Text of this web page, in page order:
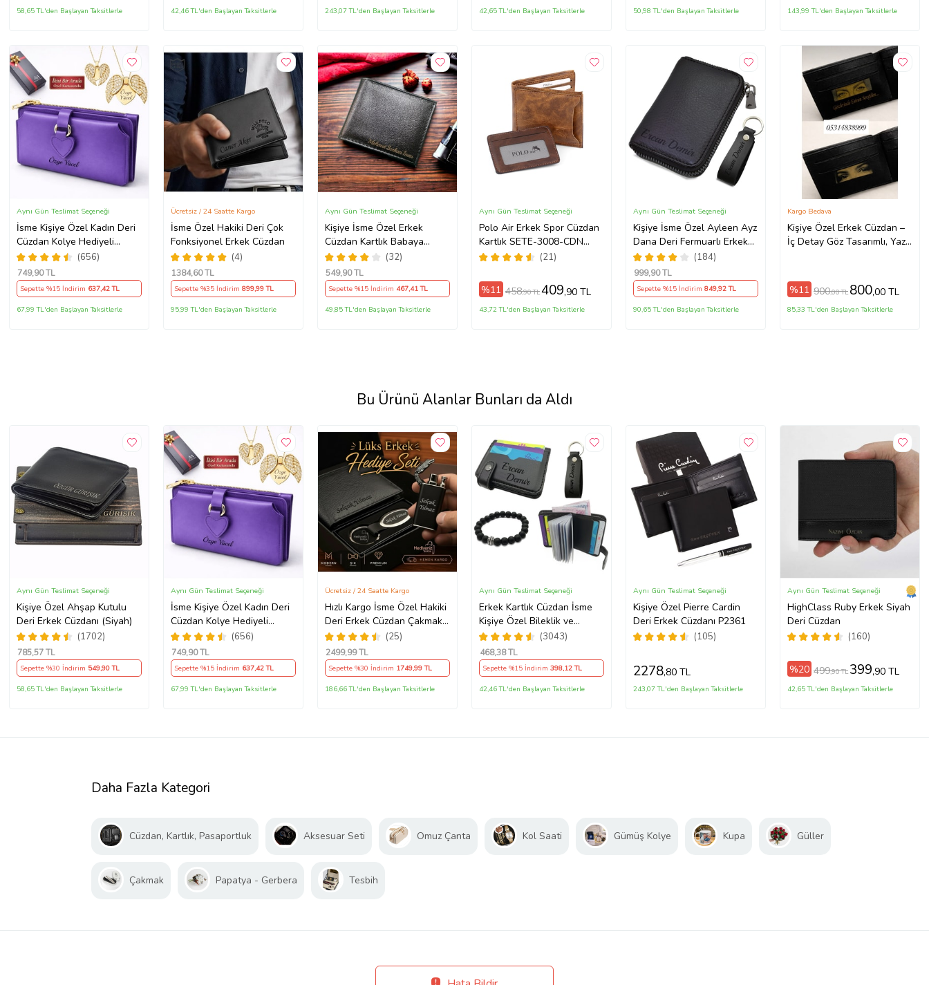
58,65 TL'den Başlayan Taksitlerle 42,46 TL'den Başlayan Taksitlerle 243,07 TL'den Başlayan Taksitlerle 42,65 TL'den Başlayan Taksitlerle 50,98 TL'den Başlayan Taksitlerle 143,99 TL'den Başlayan Taksitlerle
İsme Kişiye Özel Kadın Deri
Cüzdan Kolye Hediyeli
SEVGİLİYE ANNEYE
ARKADAŞINIZA KENDİNİZE
HEDİYE (Mor)
(656)
Aynı Gün Teslimat Seçeneği
749,90 TL
Sepette %15 İndirim 637,42 TL
67,99 TL'den Başlayan Taksitlerle
İsme Özel Hakiki Deri Çok
Fonksiyonel Erkek Cüzdan
(4)
Ücretsiz / 24 Saatte Kargo
1384,60 TL
Sepette %35 İndirim 899,99 TL
95,99 TL'den Başlayan Taksitlerle
Kişiye İsme Özel Erkek
Cüzdan Kartlık Babaya
Arkadaşa Sevgiliye Kendine
Hediye
(32)
Aynı Gün Teslimat Seçeneği
549,90 TL
Sepette %15 İndirim 467,41 TL
49,85 TL'den Başlayan Taksitlerle
Polo Air Erkek Spor Cüzdan
Kartlık SETE-3008-CDN
(Taba)
(21)
Aynı Gün Teslimat Seçeneği
%11 458,90 TL409,90 TL
43,72 TL'den Başlayan Taksitlerle
Kişiye İsme Özel Ayleen Ayz
Dana Deri Fermuarlı Erkek
Kartlık Cüzdan Anahtarlık
hediye (Siyah)
(184)
Aynı Gün Teslimat Seçeneği
999,90 TL
Sepette %15 İndirim849,92 TL
90,65 TL'den Başlayan Taksitlerle
Kişiye Özel Erkek Cüzdan –
İç Detay Göz Tasarımlı, Yazılı
Kargo Bedava
%11 900,00 TL 800,00 TL
85,33 TL'den Başlayan Taksitlerle
Bu Ürünü Alanlar Bunları da Aldı
Kişiye Özel Ahşap Kutulu
Deri Erkek Cüzdanı (Siyah)
(1702)
Aynı Gün Teslimat Seçeneği
785,57 TL
Sepette %30 İndirim 549,90 TL
58,65 TL'den Başlayan Taksitlerle
İsme Kişiye Özel Kadın Deri
Cüzdan Kolye Hediyeli
SEVGİLİYE ANNEYE
ARKADAŞINIZA KENDİNİZE
HEDİYE (Mor)
(656)
Aynı Gün Teslimat Seçeneği
749,90 TL
Sepette %15 İndirim 637,42 TL
67,99 TL'den Başlayan Taksitlerle
Hızlı Kargo İsme Özel Hakiki
Deri Erkek Cüzdan Çakmak
ve Anahtarlık Hediye Seti,
Sevgiliye, Eşe, Babaya,
Arkadaşa Kişiye Özel
Hediye
(25)
Ücretsiz / 24 Saatte Kargo
2499,99 TL
Sepette %30 İndirim 1749,99 TL
186,66 TL'den Başlayan Taksitlerle
Erkek Kartlık Cüzdan İsme
Kişiye Özel Bileklik ve
Anahtarlık Hediye (Siyah)
(3043)
Aynı Gün Teslimat Seçeneği
468,38 TL
Sepette %15 İndirim 398,12 TL
42,46 TL'den Başlayan Taksitlerle
Kişiye Özel Pierre Cardin
Deri Erkek Cüzdanı P2361
(105)
Aynı Gün Teslimat Seçeneği
2278,80 TL
243,07 TL'den Başlayan Taksitlerle
HighClass Ruby Erkek Siyah
Deri Cüzdan
(160)
Aynı Gün Teslimat Seçeneği
%20 499,90 TL 399,90 TL
42,65 TL'den Başlayan Taksitlerle
Daha Fazla Kategori
Cüzdan, Kartlık, Pasaportluk Aksesuar Seti Omuz Çanta Kol Saati Gümüş Kolye Kupa Güller
Çakmak Papatya - Gerbera Tesbih